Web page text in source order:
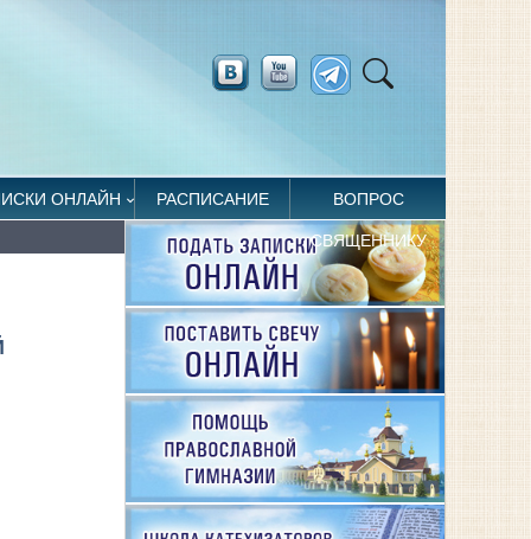
ОНЛАЙН РАСПИСАНИЕ ВОПРОС
СВЯЩЕННИКУ